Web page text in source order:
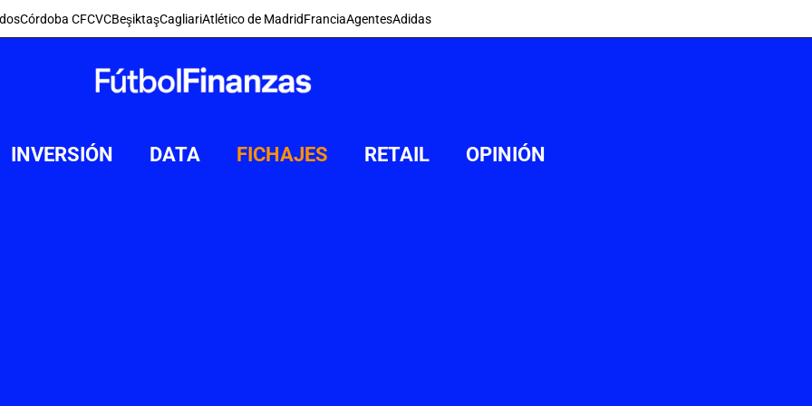
Córdoba CFCVCBeşiktaşCagliariAtlético de MadridFranciaAgentesAdidas
INVERSIÓN DATA FICHAJES RETAIL OPINIÓN